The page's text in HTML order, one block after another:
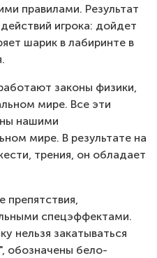
правилами. Результат
игрока: дойдет
шарик в лабиринте в
законы физики,
мире. Все эти
нашими
мире. В результате на
трения, он обладает
препятствия,
спецэффектами.
нельзя закатываться
обозначены бело-